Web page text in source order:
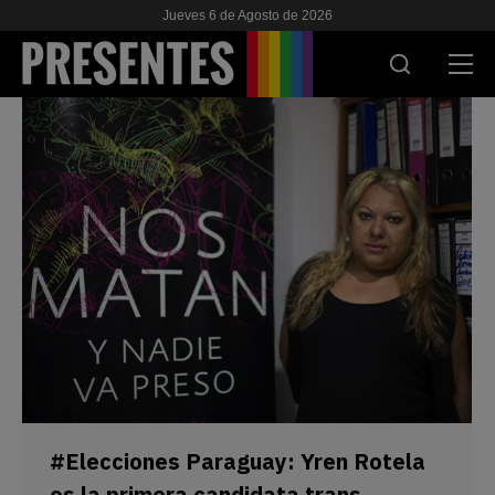
Jueves 6 de Agosto de 2026
ACTUALIDAD
INVESTIGACIONES
VIH & SIDA
ESCUELA
NOSOTRES
APOYANOS
#Elecciones Paraguay: Yren Rotela